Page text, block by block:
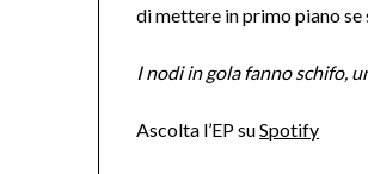
di mettere in primo piano se
I nodi in gola fanno schifo,
Ascolta l’EP suSpotify